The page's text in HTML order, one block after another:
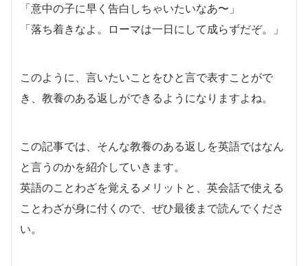
「意中の子に早く告白しちゃいたいなあ〜」
「落ち着きなよ。ローマは一日にして成らずだぞ。」
このように、言いたいことをひと言で表すことがで
き、教養のある返しができるようになりますよね。
この記事では、そんな教養のある返しを英語ではなん
と言うのかを紹介していきます。
英語のことわざを覚えるメリットと、英会話で使える
ことわざが身に付くので、ぜひ最後まで読んでくださ
い。